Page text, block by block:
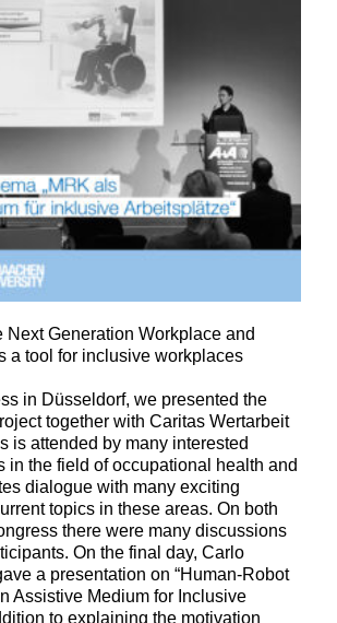
Next Generation Workplace and
a tool for inclusive workplaces
in Düsseldorf, we presented the
together with Caritas Wertarbeit
is attended by many interested
in the field of occupational health and
dialogue with many exciting
topics in these areas. On both
there were many discussions
On the final day, Carlo
a presentation on “Human-Robot
Assistive Medium for Inclusive
to explaining the motivation